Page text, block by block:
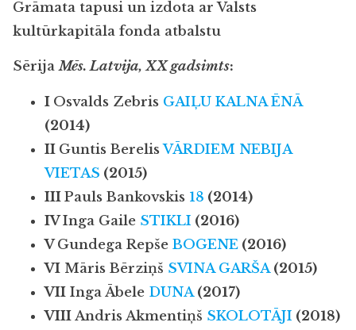
Grāmata tapusi un izdota ar Valsts
kultūrkapitāla fonda atbalstu
SērijaMēs. Latvija, XX gadsimts:
I Osvalds Zebris GAIĻU KALNA ĒNĀ
(2014)
II Guntis BerelisVĀRDIEM NEBIJA
VIETAS (2015)
IIIPauls Bankovskis 18 (2014)
IVInga Gaile STIKLI (2016)
VGundega Repše BOGENE (2016)
VI Māris Bērziņš SVINA GARŠA (2015)
VII Inga Ābele DUNA (2017)
VIIIAndris Akmentiņš SKOLOTĀJI (2018)